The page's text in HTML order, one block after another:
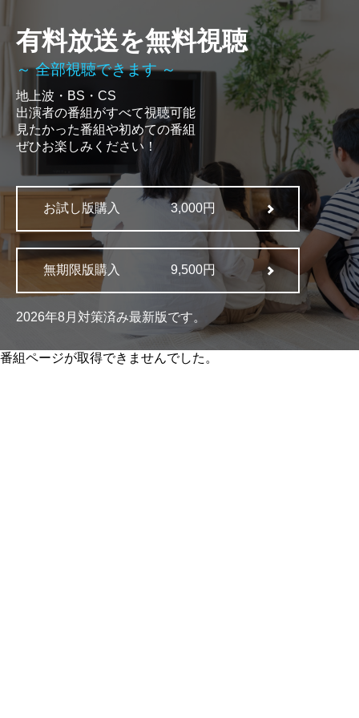
有料放送を無料視聴
～ 全部視聴できます ～
地上波・BS・CS
出演者の番組がすべて視聴可能
見たかった番組や初めての番組
ぜひお楽しみください！
お試し版購入 3,000円
無期限版購入 9,500円
2026年8月対策済み最新版です。
番組ページが取得できませんでした。